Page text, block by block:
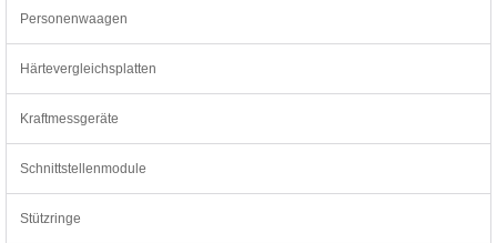
Personenwaagen
Härtevergleichsplatten
Kraftmessgeräte
Schnittstellenmodule
Stützringe